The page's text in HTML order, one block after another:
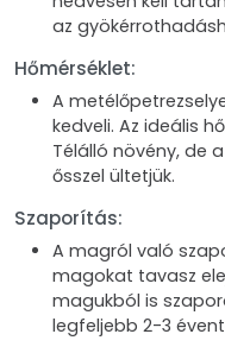
az
Hőmérséklet:
A
kedveli. Az ideális
Télálló növény, de
ősszel ültetjük.
Szaporítás:
A magról való
magokat tavasz
magukból is
legfeljebb 2-3